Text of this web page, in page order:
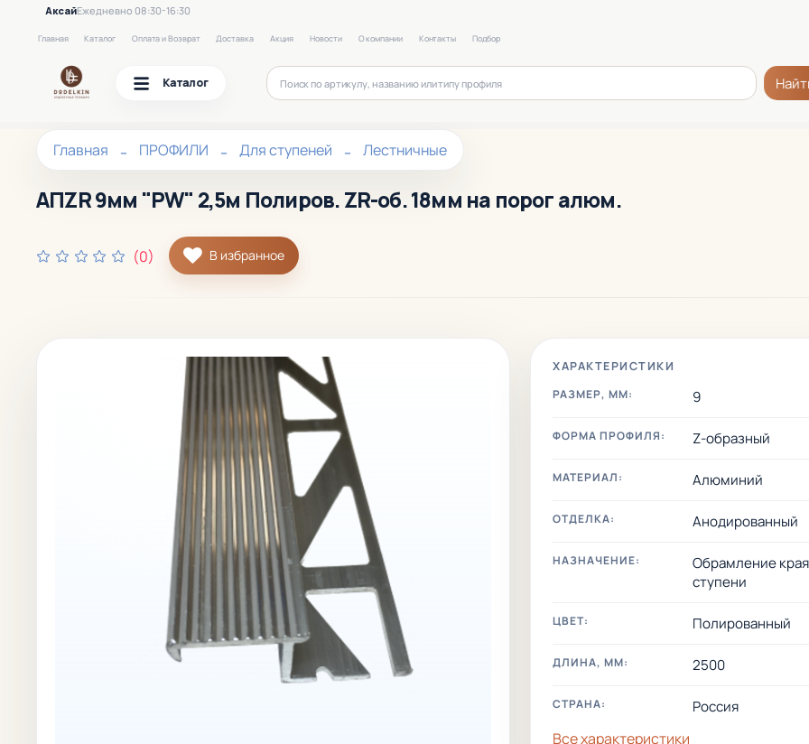
АксайЕжедневно 08:30-16:30
Главная Каталог Оплата и Возврат Доставка Акция Новости О компании Контакты Подбор
Каталог
Главная ПРОФИЛИ Для ступеней Лестничные
АПZR 9мм "PW" 2,5м Полиров. ZR-об. 18мм на порог алюм.
(0) В избранное
ХАРАКТЕРИСТИКИ
РАЗМЕР, ММ:
9
ФОРМА ПРОФИЛЯ: Z-образный
МАТЕРИАЛ: Алюминий
ОТДЕЛКА: Анодированный
НАЗНАЧЕНИЕ:
Обрамление края
ступени
ЦВЕТ: Полированный
ДЛИНА, ММ: 2500
СТРАНА: Россия
Все характеристики